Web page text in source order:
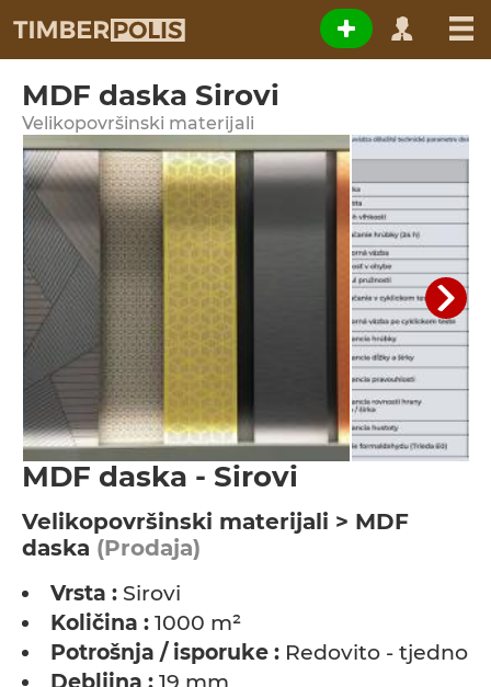
MDF daska Sirovi
Velikopovršinski materijali
MDF daska - Sirovi
Velikopovršinski materijali > MDF
daska (Prodaja)
Vrsta : Sirovi
Količina : 1000 m²
Potrošnja / isporuke : Redovito - tjedno